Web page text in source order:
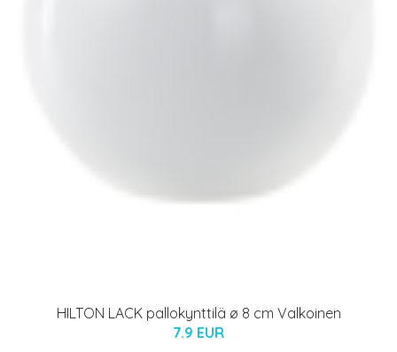
HILTON LACK pallokynttilä ø 8 cm Valkoinen
7.9 EUR